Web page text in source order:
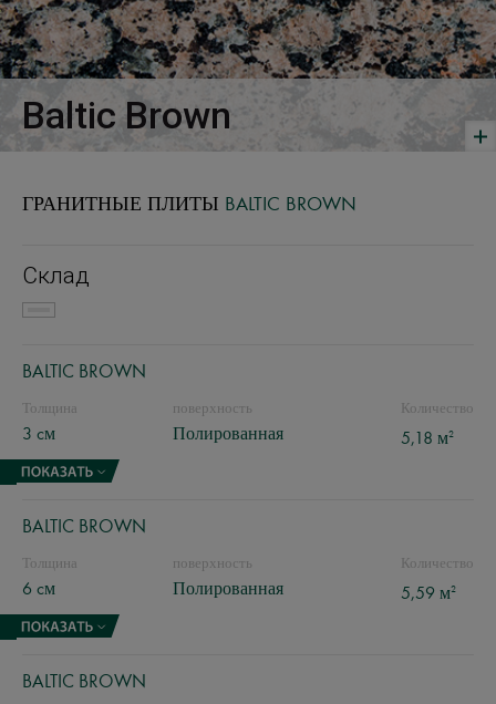
Baltic Brown
ГРАНИТНЫЕ ПЛИТЫ BALTIC BROWN
Склад
BALTIC BROWN
Толщина
3 cм
поверхность
Полированная
Количество
5,18 м2
BALTIC BROWN
Толщина
6 cм
поверхность
Полированная
Количество
5,59 м2
BALTIC BROWN